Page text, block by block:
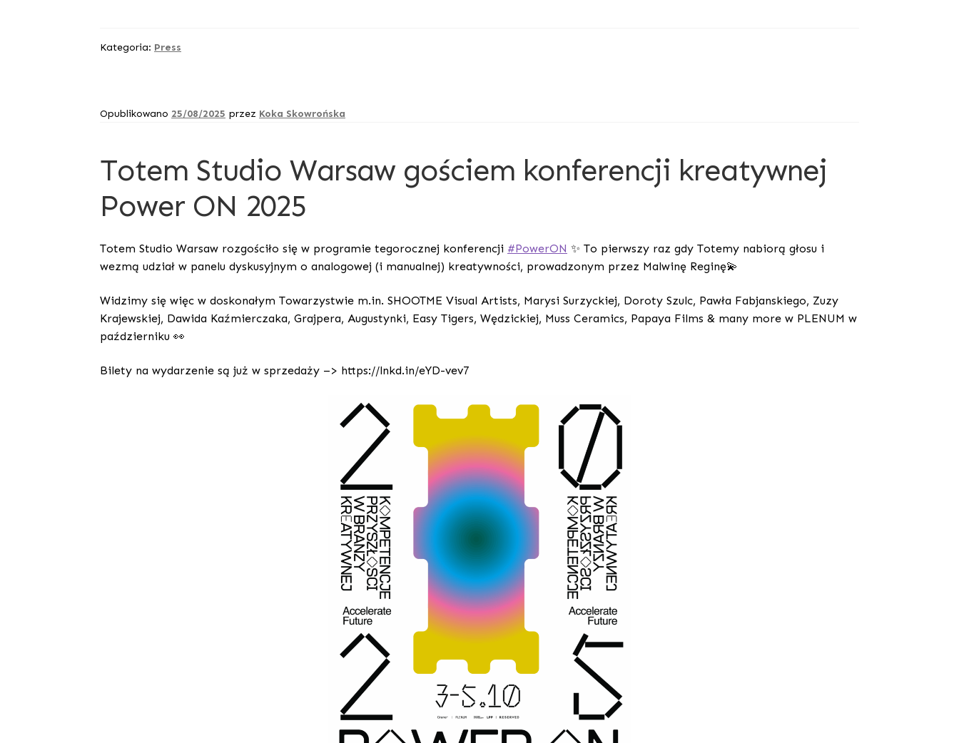
Kategoria: Press
Opublikowano 25/08/2025 przez Koka Skowrońska
Totem Studio Warsaw gościem konferencji kreatywnej
Power ON 2025
Totem Studio Warsaw rozgościło się w programie tegorocznej konferencji #PowerON ✨ To pierwszy raz gdy Totemy nabiorą głosu i
wezmą udział w panelu dyskusyjnym o analogowej (i manualnej) kreatywności, prowadzonym przez Malwinę Reginę💫
Widzimy się więc w doskonałym Towarzystwie m.in. SHOOTME Visual Artists, Marysi Surzyckiej, Doroty Szulc, Pawła Fabjanskiego, Zuzy
Krajewskiej, Dawida Kaźmierczaka, Grajpera, Augustynki, Easy Tigers, Wędzickiej, Muss Ceramics, Papaya Films & many more w PLENUM w
październiku 👀
Bilety na wydarzenie są już w sprzedaży –> https://lnkd.in/eYD-vev7